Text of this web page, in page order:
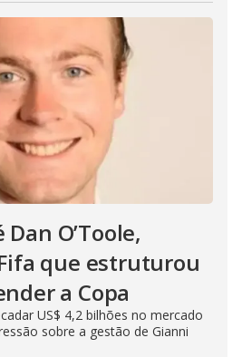
O’Toole,
que estruturou
a Copa
US$ 4,2 bilhões no mercado
sobre a gestão de Gianni